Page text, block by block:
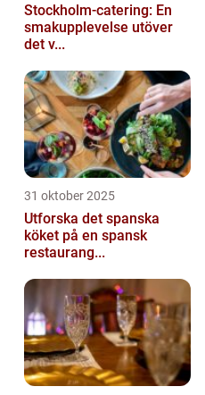
Stockholm-catering: En
smakupplevelse utöver
det v...
31 oktober 2025
Utforska det spanska
köket på en spansk
restaurang...